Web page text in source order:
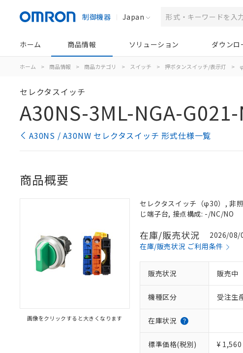
制御機器 Japan
ホーム 商品情報 ソリューション ダウンロ
ホーム > 商品情報 > 商品カテゴリ > スイッチ > 押ボタンスイッチ/表示灯 >
セレクタスイッチ
A30NS-3ML-NGA-
A30NS / A30NW セレクタスイッチ 形式仕様一覧
商品概要
画像をクリックすると大きくなります
セレクタスイッチ（φ30）, 非
じ端子台, 接点構成: -/NC/NO
在庫/販売状況
2026/08/
在庫/販売状況 ご利用条件
販売状況 販売中
機種区分 受注生
在庫状況
標準価格(税別) ¥ 1,560